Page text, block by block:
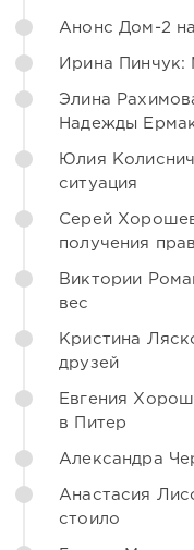
Анонс Дом-2
Ирина Пинчук:
Элина
Надежды
Юлия
ситуация
Серей
получения прав
Виктории
вес
Кристина
друзей
Евгения
в Питер
Александра
Анастасия
стоило